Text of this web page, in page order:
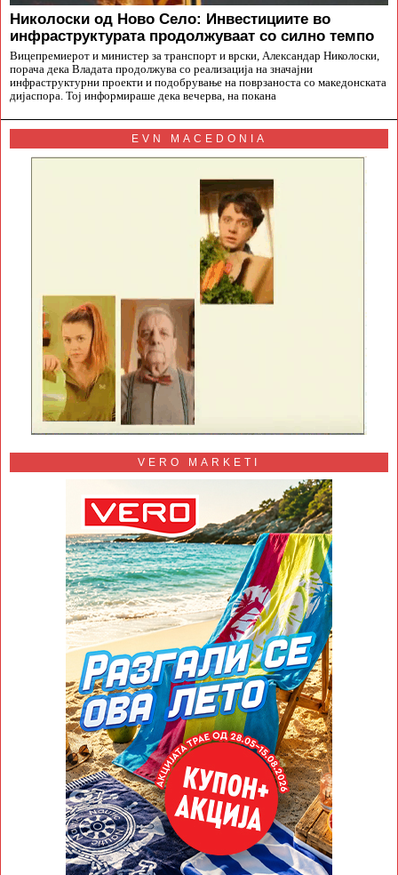
Николоски од Ново Село: Инвестициите во
инфраструктурата продолжуваат со силно темпо
Вицепремиерот и министер за транспорт и врски, Александар Николоски,
порача дека Владата продолжува со реализација на значајни
инфраструктурни проекти и подобрување на поврзаноста со македонската
дијаспора. Тој информираше дека вечерва, на покана
EVN MACEDONIA
VERO MARKETI